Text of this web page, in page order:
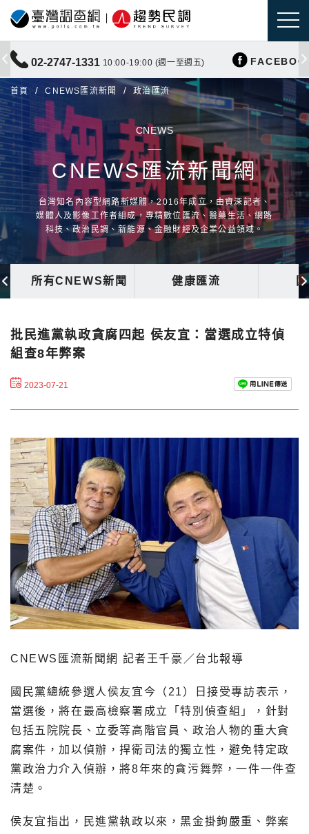
02-2747-1331 10:00-19:00 (週一至週五)
首頁 CNEWS匯流新聞 政治匯流
CNEWS
CNEWS匯流新聞網
台灣知名內容型網路新媒體，2016年成立，由資深記者、
媒體人及影像工作者組成，專精數位匯流、醫藥生活、網路
科技、政治民調、新能源、金融財經及企業公益領域。
所有CNEWS新聞 健康匯流
批民進黨執政貪腐四起 侯友宜：當選成立特偵
組查8年弊案
2023-07-21
CNEWS匯流新聞網 記者王千豪／台北報導
國民黨總統參選人侯友宜今（21）日接受專訪表示，
當選後，將在最高檢察署成立「特別偵查組」，針對
包括五院院長、立委等高階官員、政治人物的重大貪
腐案件，加以偵辦，捍衛司法的獨立性，避免特定政
黨政治力介入偵辦，將8年來的貪污舞弊，一件一件查
清楚。
侯友宜指出，民進黨執政以來，黑金掛鉤嚴重、弊案